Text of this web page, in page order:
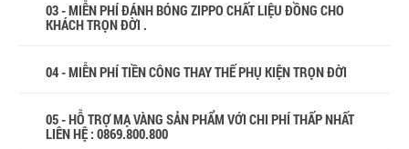
03 - MIỄN PHÍ ĐÁNH BÓNG ZIPPO CHẤT LIỆU ĐỒNG CHO
KHÁCH TRỌN ĐỜI .
04 - MIỄN PHÍ TIỀN CÔNG THAY THẾ PHỤ KIỆN TRỌN ĐỜI
05 - HỖ TRỢ MẠ VÀNG SẢN PHẨM VỚI CHI PHÍ THẤP NHẤT
LIÊN HỆ : 0869.800.800